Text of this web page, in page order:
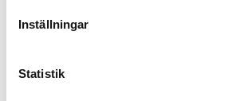
Inställningar
Statistik